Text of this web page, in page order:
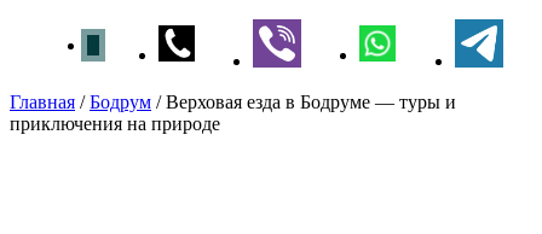
Главная /Бодрум /Верховая езда в Бодруме — туры и
приключения на природе